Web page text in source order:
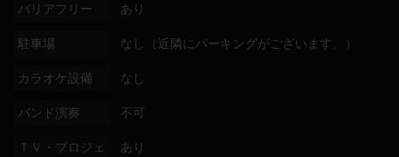
バリアフリー あり
駐車場 なし（近隣にパーキングがございます。）
カラオケ設備 なし
バンド演奏 不可
ＴＶ・プロジェ
あり